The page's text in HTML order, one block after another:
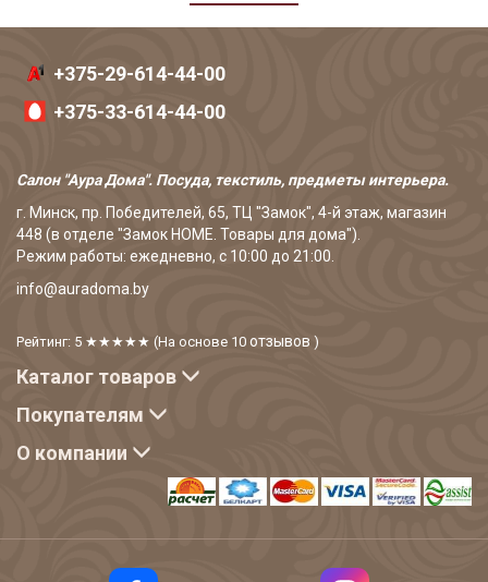
+375-29-614-44-00
+375-33-614-44-00
Салон "Аура Дома". Посуда, текстиль, предметы интерьера.
г. Минск, пр. Победителей, 65, ТЦ "Замок", 4-й этаж, магазин
448 (в отделе "Замок HOME. Товары для дома").
Режим работы: ежедневно, с 10:00 до 21:00.
info@auradoma.by
Рейтинг: 5 ★★★★★ (На основе 10 отзывов )
Каталог товаров
Покупателям
О компании